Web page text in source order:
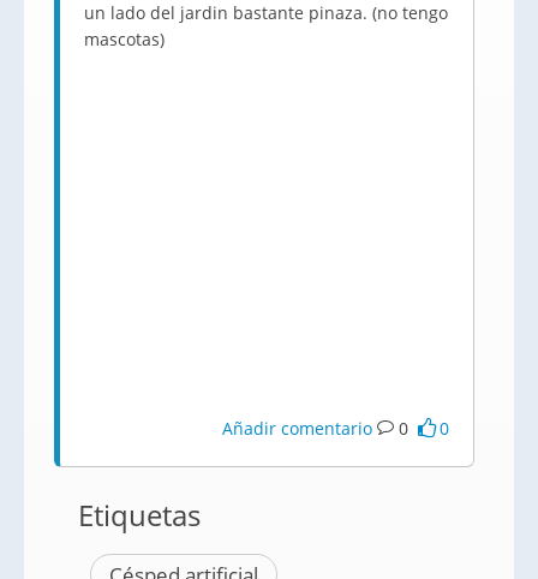
un lado del jardin bastante pinaza. (no tengo
mascotas)
Añadir comentario 0 0
Etiquetas